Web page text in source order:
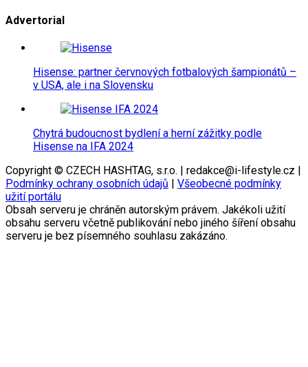
Advertorial
Hisense: partner červnových fotbalových šampionátů –
v USA, ale i na Slovensku
Chytrá budoucnost bydlení a herní zážitky podle
Hisense na IFA 2024
Copyright © CZECH HASHTAG, s.r.o. | redakce@i-lifestyle.cz |
Podmínky ochrany osobních údajů
Všeobecné podmínky
užití portálu
Obsah serveru je chráněn autorským právem. Jakékoli užití
obsahu serveru včetně publikování nebo jiného šíření obsahu
serveru je bez písemného souhlasu zakázáno.